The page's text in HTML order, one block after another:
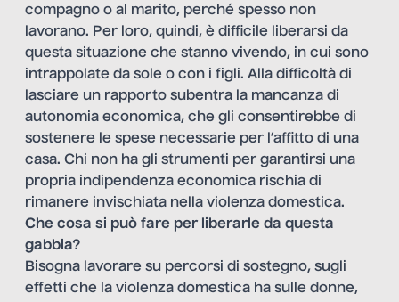
compagno o al marito, perché spesso non
lavorano. Per loro, quindi, è difficile liberarsi da
questa situazione che stanno vivendo, in cui sono
intrappolate da sole o con i figli. Alla difficoltà di
lasciare un rapporto subentra la mancanza di
autonomia economica, che gli consentirebbe di
sostenere le spese necessarie per l’affitto di una
casa. Chi non ha gli strumenti per garantirsi una
propria indipendenza economica rischia di
rimanere invischiata nella violenza domestica.
Che cosa si può fare per liberarle da questa
gabbia?
Bisogna lavorare su percorsi di sostegno, sugli
effetti che la violenza domestica ha sulle donne,